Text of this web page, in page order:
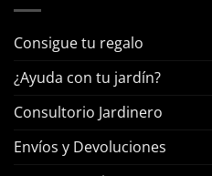
Consigue tu regalo
¿Ayuda con tu jardín?
Consultorio Jardinero
Envíos y Devoluciones